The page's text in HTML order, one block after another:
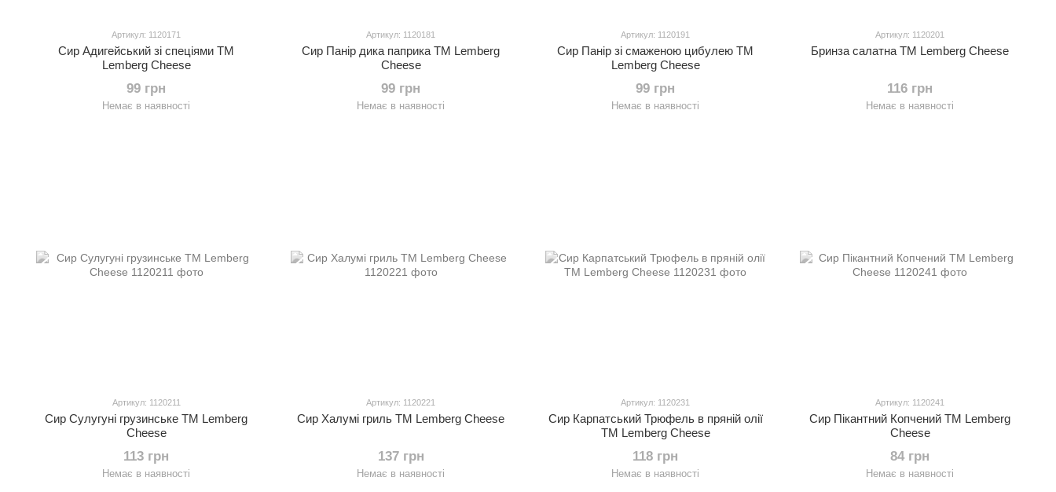
Артикул: 1120171
Сир Адигейський зі спеціями ТМ
Lemberg Cheese
99 грн
Немає в наявності
Артикул: 1120181
Сир Панір дика паприка ТМ Lemberg
Cheese
99 грн
Немає в наявності
Артикул: 1120191
Сир Панір зі смаженою цибулею ТМ
Lemberg Cheese
99 грн
Немає в наявності
Артикул: 1120201
Бринза салатна ТМ Lemberg Cheese
116 грн
Немає в наявності
Артикул: 1120211
Сир Сулугуні грузинське ТМ Lemberg
Cheese
113 грн
Немає в наявності
Артикул: 1120221
Сир Халумі гриль ТМ Lemberg Cheese
137 грн
Немає в наявності
Артикул: 1120231
Сир Карпатський Трюфель в пряній олії
ТМ Lemberg Cheese
118 грн
Немає в наявності
Артикул: 1120241
Сир Пікантний Копчений ТМ Lemberg
Cheese
84 грн
Немає в наявності